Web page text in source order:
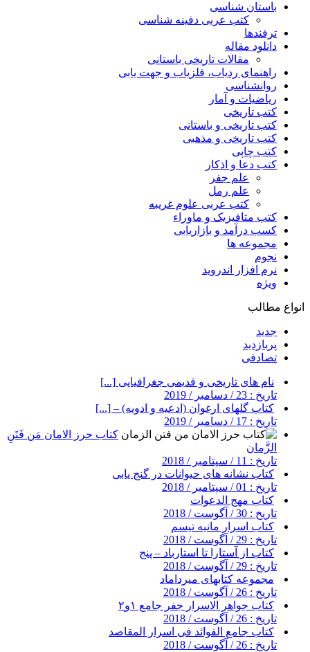
باستان شناسی
کتب عربی دفینه شناسی
ترفندها
دانلود مقاله
مقالات تاریخی باستانی
راهنمای ردیاب، فلزیاب و جهت یابی
روانشناسی
ریاضیات و آمار
کتب تاریخی
کتب تاریخی و باستانی
کتب تاریخی و مذهبی
کتب چاپی
کتب دعا و اذکار
علم جفر
علم رمل
کتب عربی علوم غریبه
کتب متافیزیک و ماوراء
کسب درآمد و بازاریابی
مجموعه ها
نجوم
نرم افزار اندروید
ویژه
انواع مطالب
جدید
پربازدید
تصادفی
نام های تاریخی و قدیمی جغرافیایی [...]
تاریخ : 23 / دسامبر / 2019
کتاب گلهای ارغوان (ادعیه و ادویه) – [...]
تاریخ : 17 / دسامبر / 2019
کتاب حرز الامان مَن فَتَنِ
الزَّمان
تاریخ : 11 / سپتامبر / 2018
کتاب نشانه های حیوانات در گنج یابی
تاریخ : 01 / سپتامبر / 2018
کتاب مهج الدعوات
تاریخ : 30 / آگوست / 2018
کتاب اسرار مانیه تیسم
تاریخ : 29 / آگوست / 2018
کتاب از آستارا تا استارباد – پنج
تاریخ : 29 / آگوست / 2018
مجموعه کتابهای میرداماد
تاریخ : 26 / آگوست / 2018
کتاب جواهر الاسرار جفر جامع ۱و۲
تاریخ : 26 / آگوست / 2018
کتاب جامع الفوائد فی اسرار المقاصد
تاریخ : 26 / آگوست / 2018